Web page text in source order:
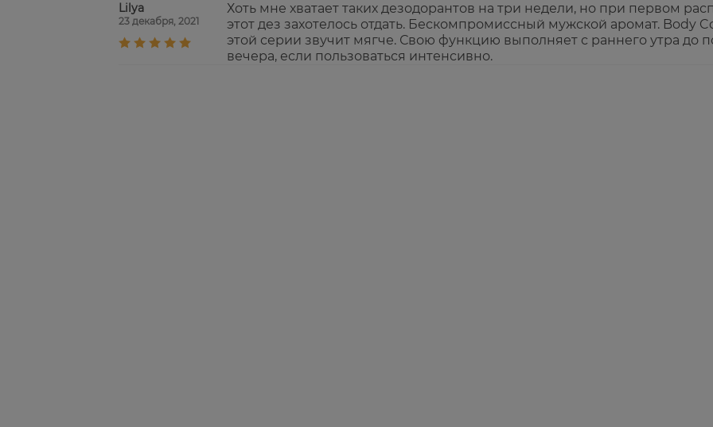
Lilya
23 декабря, 2021
Хоть мне хватает таких дезодорантов на три недели, но при первом
этот дез захотелось отдать. Бескомпромиссный мужской аромат. Body
этой серии звучит мягче. Свою функцию выполняет с раннего утра до
вечера, если пользоваться интенсивно.